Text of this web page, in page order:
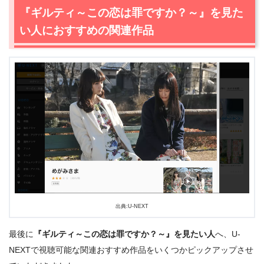
出典: U-NEXT
＼＼31日間無料!!お試し解約もOK／／
今すぐ無料でU-NEXTで見る
『ギルティ～この恋は罪ですか？～』を見た
い人におすすめの関連作品
出典:U-NEXT
最後に 『ギルティ～この恋は罪ですか？～』を見たい人へ、U-
NEXTで視聴可能な関連おすすめ作品をいくつかピックアップさせ